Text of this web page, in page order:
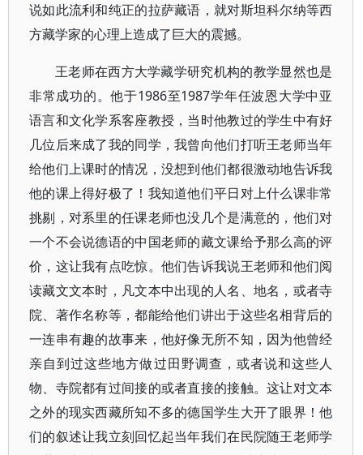
说如此流利和纯正的拉萨藏语，就对斯坦科尔纳等西
方藏学家的心理上造成了巨大的震撼。
王老师在西方大学藏学研究机构的教学显然也是
非常成功的。他于1986至1987学年任波恩大学中亚
语言和文化学系客座教授，当时他教过的学生中有好
几位后来成了我的同学，我曾向他们打听王老师当年
给他们上课时的情况，没想到他们都很激动地告诉我
他的课上得好极了！我知道他们平日对上什么课非常
挑剔，对系里的任课老师也没几个是满意的，他们对
一个不会说德语的中国老师的藏文课给予那么高的评
价，这让我有点吃惊。他们告诉我说王老师和他们阅
读藏文文本时，凡文本中出现的人名、地名，或者寺
院、著作名称等，都能给他们讲出于这些名相背后的
一连串有趣的故事来，他好像无所不知，因为他曾经
亲自到过这些地方做过田野调查，或者说和这些人
物、寺院都有过间接的或者直接的接触。这让对文本
之外的现实西藏所知不多的德国学生大开了眼界！他
们的叙述让我立刻回忆起当年我们在民院随王老师学